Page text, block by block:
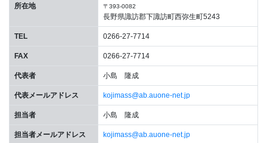
所在地 〒393-0082
長野県諏訪郡下諏訪町西弥生町5243
TEL 0266-27-7714
FAX 0266-27-7714
代表者 小島 隆成
代表メールアドレス kojimass@ab.auone-net.jp
担当者 小島 隆成
担当者メールアドレス kojimass@ab.auone-net.jp